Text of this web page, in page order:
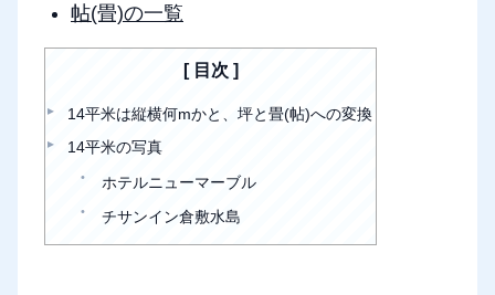
帖(畳)の一覧
目次
14平米は縦横何mかと、坪と畳(帖)への変換
14平米の写真
ホテルニューマーブル
チサンイン倉敷水島